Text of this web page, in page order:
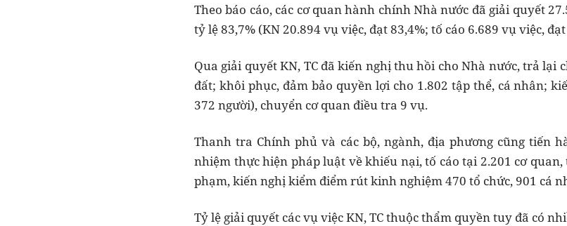
Theo báo cáo, các cơ quan hành chính Nhà nước đã giải quyết
tỷ lệ 83,7% (KN 20.894 vụ việc, đạt 83,4%; tố cáo 6.689 vụ việc,
Qua giải quyết KN, TC đã kiến nghị thu hồi cho Nhà nước, trả lại
đất; khôi phục, đảm bảo quyền lợi cho 1.802 tập thể, cá nhân;
372 người), chuyển cơ quan điều tra 9 vụ.
Thanh tra Chính phủ và các bộ, ngành, địa phương cũng tiến
nhiệm thực hiện pháp luật về khiếu nại, tố cáo tại 2.201 cơ
phạm, kiến nghị kiểm điểm rút kinh nghiệm 470 tổ chức, 901 cá
Tỷ lệ giải quyết các vụ việc KN, TC thuộc thẩm quyền tuy đã có